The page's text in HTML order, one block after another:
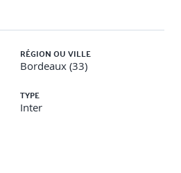
RÉGION OU VILLE
Bordeaux (33)
TYPE
Inter